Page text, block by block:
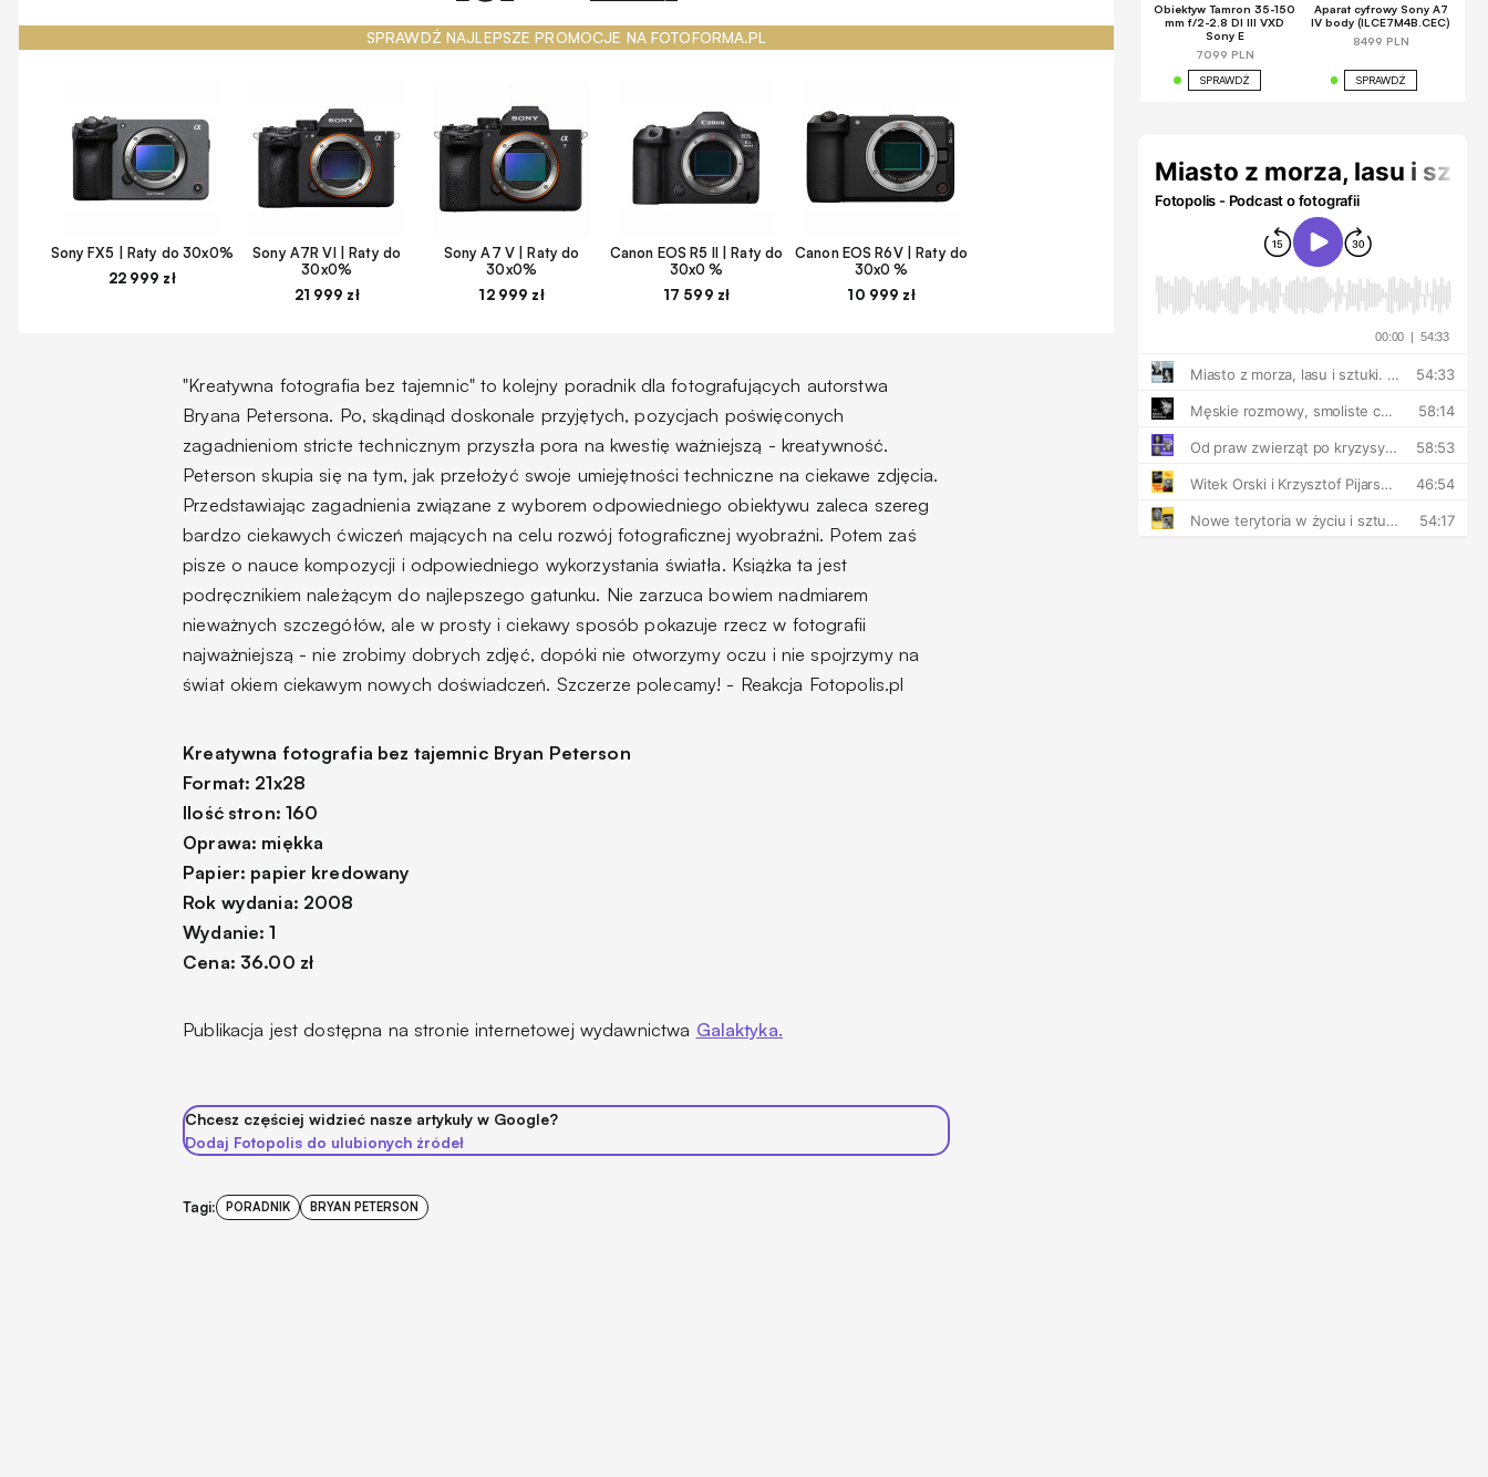
SPRAWDŹ NAJLEPSZE PROMOCJE NA FOTOFORMA.PL
Sony FX5 | Raty do 30x0%
22 999 zł
Sony A7R VI | Raty do
30x0%
21 999 zł
Sony A7 V | Raty do
30x0%
12 999 zł
Canon EOS R5 II | Raty do
30x0 %
17 599 zł
Canon EOS R6V | Raty do
30x0 %
10 999 zł
"Kreatywna fotografia bez tajemnic" to kolejny poradnik dla fotografujących autorstwa
Bryana Petersona. Po, skądinąd doskonale przyjętych, pozycjach poświęconych
zagadnieniom stricte technicznym przyszła pora na kwestię ważniejszą - kreatywność.
Peterson skupia się na tym, jak przełożyć swoje umiejętności techniczne na ciekawe zdjęcia.
Przedstawiając zagadnienia związane z wyborem odpowiedniego obiektywu zaleca szereg
bardzo ciekawych ćwiczeń mających na celu rozwój fotograficznej wyobraźni. Potem zaś
pisze o nauce kompozycji i odpowiedniego wykorzystania światła. Książka ta jest
podręcznikiem należącym do najlepszego gatunku. Nie zarzuca bowiem nadmiarem
nieważnych szczegółów, ale w prosty i ciekawy sposób pokazuje rzecz w fotografii
najważniejszą - nie zrobimy dobrych zdjęć, dopóki nie otworzymy oczu i nie spojrzymy na
świat okiem ciekawym nowych doświadczeń. Szczerze polecamy! - Reakcja Fotopolis.pl
Kreatywna fotografia bez tajemnic Bryan Peterson
Format: 21x28
Ilość stron: 160
Oprawa: miękka
Papier: papier kredowany
Rok wydania: 2008
Wydanie: 1
Cena: 36.00 zł
Publikacja jest dostępna na stronie internetowej wydawnictwa Galaktyka.
Chcesz częściej widzieć nasze artykuły w Google?
Dodaj Fotopolis do ulubionych źródeł
Tagi: PORADNIK BRYAN PETERSON
Obiektyw Tamron 35-150
mm f/2-2.8 DI III VXD
Sony E
7099 PLN
SPRAWDŹ
Aparat cyfrowy Sony A7
IV body (ILCE7M4B.CEC)
8499 PLN
SPRAWDŹ